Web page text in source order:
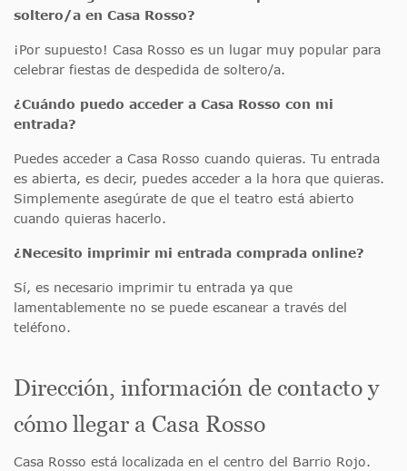
soltero/a en Casa Rosso?
¡Por supuesto! Casa Rosso es un lugar muy popular para
celebrar fiestas de despedida de soltero/a.
¿Cuándo puedo acceder a Casa Rosso con mi
entrada?
Puedes acceder a Casa Rosso cuando quieras. Tu entrada
es abierta, es decir, puedes acceder a la hora que quieras.
Simplemente asegúrate de que el teatro está abierto
cuando quieras hacerlo.
¿Necesito imprimir mi entrada comprada online?
Sí, es necesario imprimir tu entrada ya que
lamentablemente no se puede escanear a través del
teléfono.
Dirección, información de contacto y
cómo llegar a Casa Rosso
Casa Rosso está localizada en el centro del Barrio Rojo.